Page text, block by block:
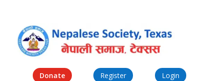
Donate Register Login